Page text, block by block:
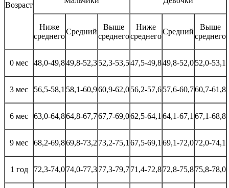
Возраст
Ниже
среднего
Средний
Выше
среднего
Ниже
среднего
Средний
Выше
среднего
0 мес 48,0-49,849,8-52,352,3-53,547,5-49,849,8-52,052,0-53,1
3 мес 56,5-58,1 58,1-60,960,9-62,056,2-57,657,6-60,760,7-61,8
6 мес 63,0-64,864,8-67,767,7-69,062,5-64,1 64,1-67,1 67,1-68,8
9 мес 68,2-69,869,8-73,2 73,2-75,1 67,5-69,1 69,1-72,072,0-74,1
1 год 72,3-74,074,0-77,377,3-79,771,4-72,872,8-75,875,8-78,0